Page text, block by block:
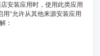
安装应用时，使用此类应用
“允许从其他来源安装应用
：